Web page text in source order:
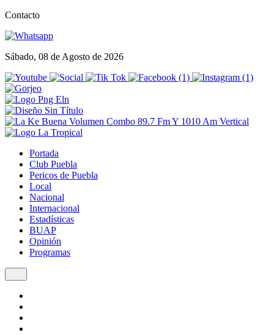
Contacto
Sábado, 08 de Agosto de 2026
Portada
Club Puebla
Pericos de Puebla
Local
Nacional
Internacional
Estadísticas
BUAP
Opinión
Programas